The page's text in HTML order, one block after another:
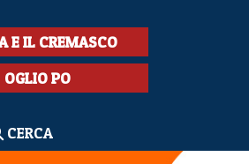
E IL CREMASCO
OGLIO PO
CERCA